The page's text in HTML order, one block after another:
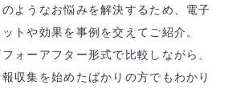
ようなお悩みを解決するため、電子
トや効果を事例を交えてご紹介。
ォーアフター形式で比較しながら、
収集を始めたばかりの方でもわかり